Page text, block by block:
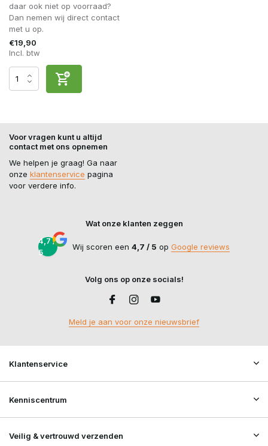
daar ook niet op voorraad?
Dan nemen wij direct contact
met u op.
€19,90
Incl. btw
Voor vragen kunt u altijd
contact met ons opnemen
We helpen je graag! Ga naar
onze klantenservice pagina
voor verdere info.
Wat onze klanten zeggen
4,7 /
5
Wij scoren een 4,7 / 5 op Google reviews
Volg ons op onze socials!
Meld je aan voor onze nieuwsbrief
Klantenservice
Kenniscentrum
Veilig & vertrouwd verzenden